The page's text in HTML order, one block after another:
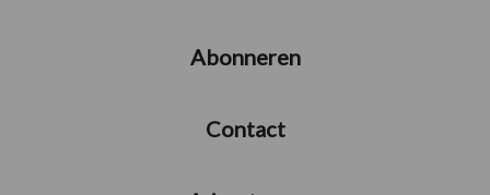
Abonneren
Contact